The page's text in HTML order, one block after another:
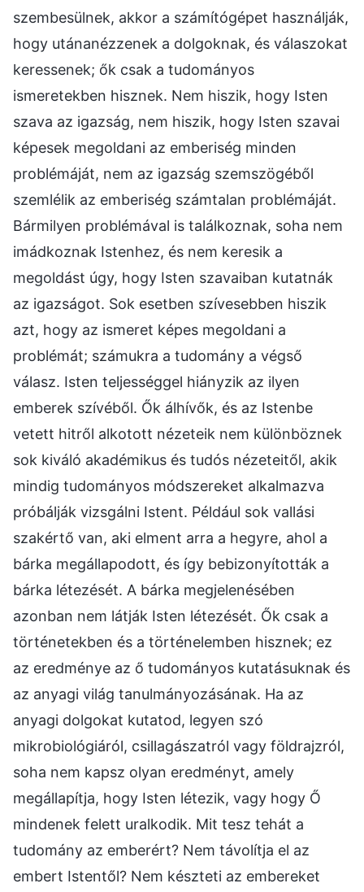
szembesülnek, akkor a számítógépet használják,
hogy utánanézzenek a dolgoknak, és válaszokat
keressenek; ők csak a tudományos
ismeretekben hisznek. Nem hiszik, hogy Isten
szava az igazság, nem hiszik, hogy Isten szavai
képesek megoldani az emberiség minden
problémáját, nem az igazság szemszögéből
szemlélik az emberiség számtalan problémáját.
Bármilyen problémával is találkoznak, soha nem
imádkoznak Istenhez, és nem keresik a
megoldást úgy, hogy Isten szavaiban kutatnák
az igazságot. Sok esetben szívesebben hiszik
azt, hogy az ismeret képes megoldani a
problémát; számukra a tudomány a végső
válasz. Isten teljességgel hiányzik az ilyen
emberek szívéből. Ők álhívők, és az Istenbe
vetett hitről alkotott nézeteik nem különböznek
sok kiváló akadémikus és tudós nézeteitől, akik
mindig tudományos módszereket alkalmazva
próbálják vizsgálni Istent. Például sok vallási
szakértő van, aki elment arra a hegyre, ahol a
bárka megállapodott, és így bebizonyították a
bárka létezését. A bárka megjelenésében
azonban nem látják Isten létezését. Ők csak a
történetekben és a történelemben hisznek; ez
az eredménye az ő tudományos kutatásuknak és
az anyagi világ tanulmányozásának. Ha az
anyagi dolgokat kutatod, legyen szó
mikrobiológiáról, csillagászatról vagy földrajzról,
soha nem kapsz olyan eredményt, amely
megállapítja, hogy Isten létezik, vagy hogy Ő
mindenek felett uralkodik. Mit tesz tehát a
tudomány az emberért? Nem távolítja el az
embert Istentől? Nem készteti az embereket